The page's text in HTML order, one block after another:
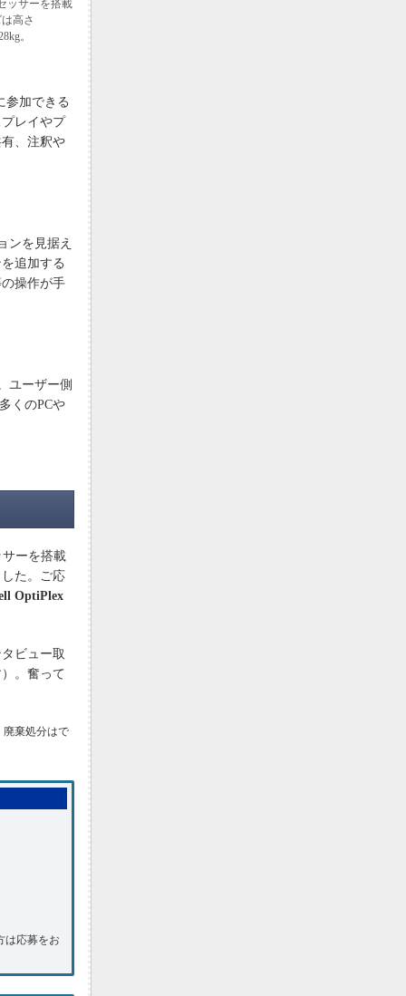
ッサーを搭載
高さ
。
参加できる
レイやプ
、注釈や
ンを見据え
追加する
操作が手
ユーザー側
くのPCや
ーを搭載
た。ご応
OptiPlex
ビュー取
。奮って
廃棄処分はで
は応募をお